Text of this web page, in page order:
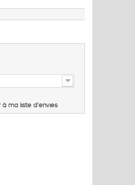
à ma liste d'envies